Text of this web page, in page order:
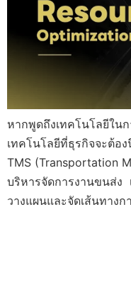
หากพูดถึงเทคโนโลยีใน
เทคโนโลยีที่ธุรกิจจะต้อ
TMS (Transportation
บริหารจัดการงานขนส่ง
วางแผนและจัดเส้นทาง